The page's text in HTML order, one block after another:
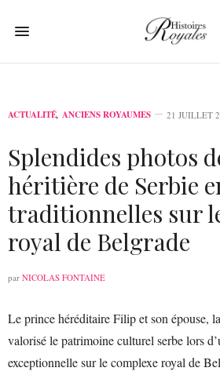
ACTUALITÉ, ANCIENS ROYAUMES 21 JUILLET
Splendides photos
héritière de Serbie
traditionnelles sur
royal de Belgrade
par NICOLAS FONTAINE
Le prince héréditaire Filip et son épouse,
valorisé le patrimoine culturel serbe lors
exceptionnelle sur le complexe royal de